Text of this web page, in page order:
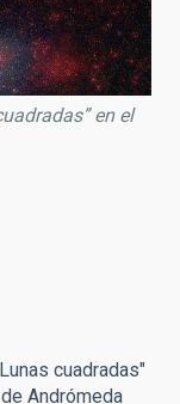
en el
cuadradas"
Andrómeda